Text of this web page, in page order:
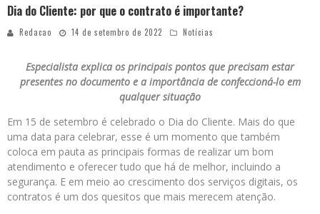
Dia do Cliente: por que o contrato é importante?
Redacao 14 de setembro de 2022 Notícias
Especialista explica os principais pontos que precisam estar
presentes no documento e a importância de confeccioná-lo em
qualquer situação
Em 15 de setembro é celebrado o Dia do Cliente. Mais do que
uma data para celebrar, esse é um momento que também
coloca em pauta as principais formas de realizar um bom
atendimento e oferecer tudo que há de melhor, incluindo a
segurança. E em meio ao crescimento dos serviços digitais, os
contratos é um dos quesitos que mais merecem atenção.